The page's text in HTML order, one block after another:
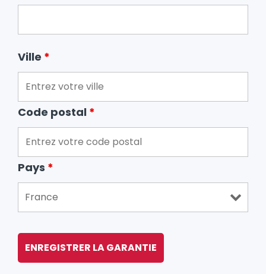
Ville *
Code postal *
Pays *